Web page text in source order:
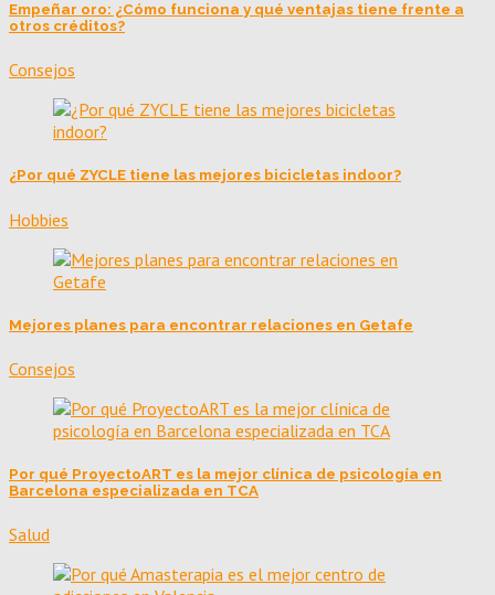
Empeñar oro: ¿Cómo funciona y qué ventajas tiene frente a
otros créditos?
Consejos
¿Por qué ZYCLE tiene las mejores bicicletas indoor?
Hobbies
Mejores planes para encontrar relaciones en Getafe
Consejos
Por qué ProyectoART es la mejor clínica de psicología en
Barcelona especializada en TCA
Salud